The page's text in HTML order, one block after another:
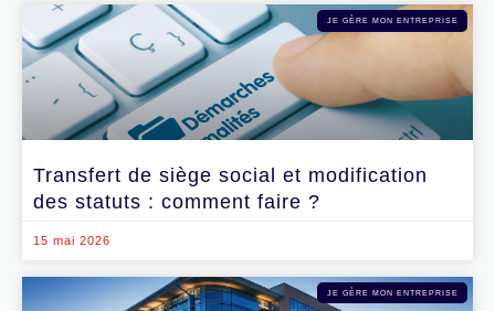
JE GÈRE MON ENTREPRISE
Transfert de siège social et modification
des statuts : comment faire ?
15 mai 2026
JE GÈRE MON ENTREPRISE